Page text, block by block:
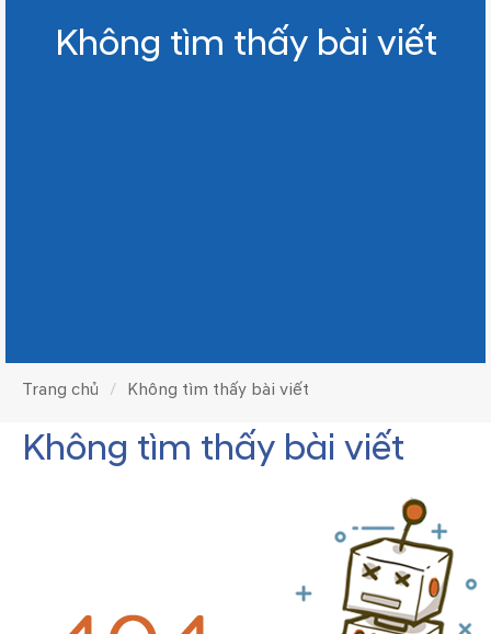
Không tìm thấy bài viết
Trang chủ Không tìm thấy bài viết
Không tìm thấy bài viết